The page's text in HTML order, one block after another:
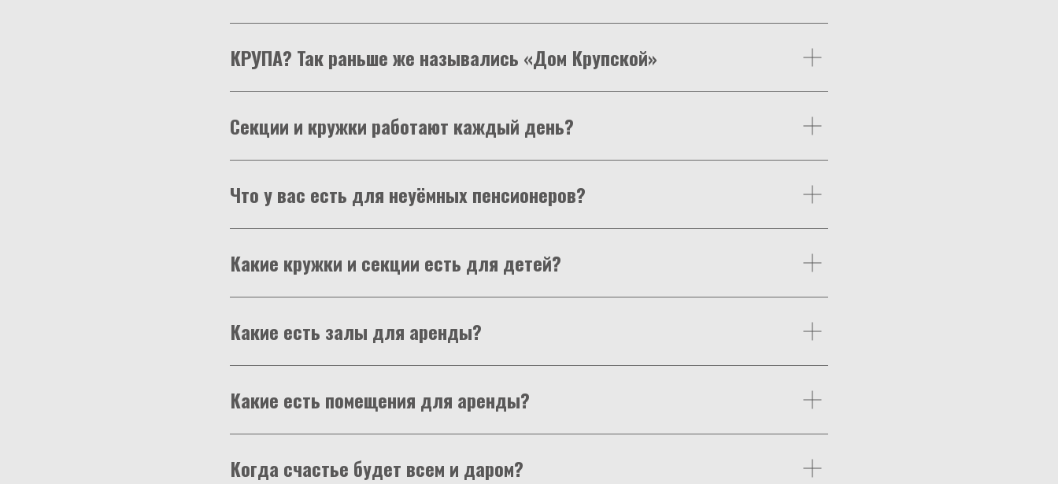
КРУПА? Так раньше же назывались «Дом Крупской»
Секции и кружки работают каждый день?
Что у вас есть для неуёмных пенсионеров?
Какие кружки и секции есть для детей?
Какие есть залы для аренды?
Какие есть помещения для аренды?
Когда счастье будет всем и даром?